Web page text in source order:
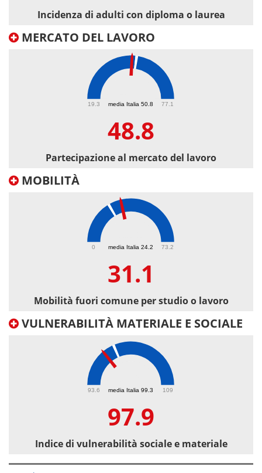
Incidenza di adulti con diploma o laurea
MERCATO DEL LAVORO
media Italia 50.8
19.3 77.1
48.8
Partecipazione al mercato del lavoro
MOBILITÀ
media Italia 24.2
0 73.2
31.1
Mobilità fuori comune per studio o lavoro
VULNERABILITÀ MATERIALE E SOCIALE
media Italia 99.3
93.6 109
97.9
Indice di vulnerabilità sociale e materiale